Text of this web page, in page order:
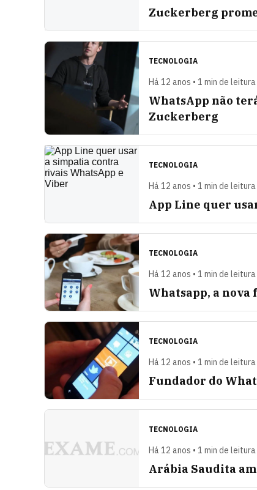
Zuckerberg
TECNOLOGIA
Há 12 anos • 1 min de leitura
WhatsApp não
Zuckerberg
TECNOLOGIA
Há 12 anos • 1 min de leitura
App Line quer
TECNOLOGIA
Há 12 anos • 1 min de leitura
Whatsapp, a
TECNOLOGIA
Há 12 anos • 1 min de leitura
Fundador do
TECNOLOGIA
Há 12 anos • 1 min de leitura
Arábia Saudita